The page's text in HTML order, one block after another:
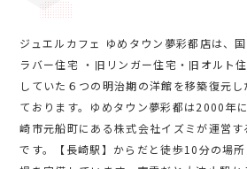
ジュエルカフェ ゆめタウン夢彩都店は、
ラバー住宅 ・旧リンガー住宅・旧オルト
していた６つの明治期の洋館を移築復元
ております。ゆめタウン夢彩都は2000年
崎市元船町にある株式会社イズミが運営
です。【長崎駅】からだと徒歩10分の場